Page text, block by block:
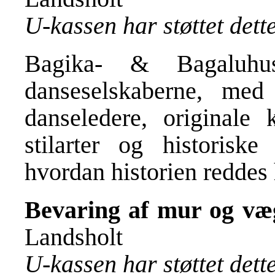
U-kassen har støttet
Bagika- &
danseselskaberne,
danseledere, originale
stilarter og
hvordan historien reddes
Bevaring af mur og
Landsholt
U-kassen har støttet